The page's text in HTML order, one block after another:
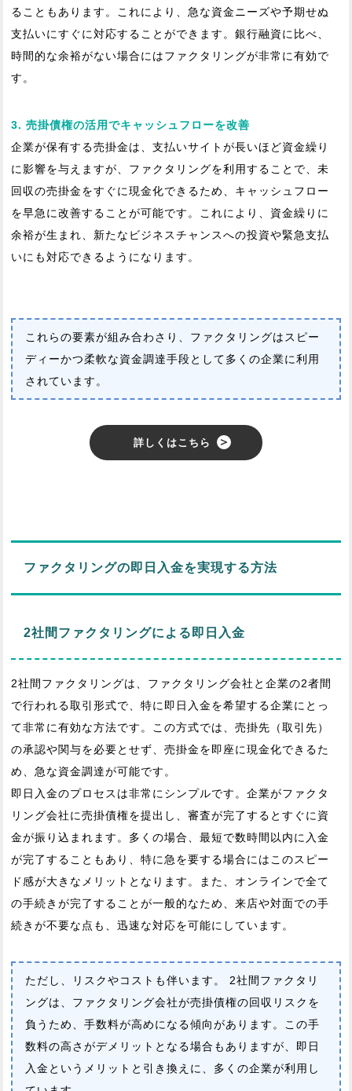
ることもあります。これにより、急な資金ニーズや予期せぬ
支払いにすぐに対応することができます。銀行融資に比べ、
時間的な余裕がない場合にはファクタリングが非常に有効で
す。
3. 売掛債権の活用でキャッシュフローを改善
企業が保有する売掛金は、支払いサイトが長いほど資金繰り
に影響を与えますが、ファクタリングを利用することで、未
回収の売掛金をすぐに現金化できるため、キャッシュフロー
を早急に改善することが可能です。これにより、資金繰りに
余裕が生まれ、新たなビジネスチャンスへの投資や緊急支払
いにも対応できるようになります。
これらの要素が組み合わさり、ファクタリングはスピー
ディーかつ柔軟な資金調達手段として多くの企業に利用
されています。
詳しくはこちら
ファクタリングの即日入金を実現する方法
2社間ファクタリングによる即日入金
2社間ファクタリングは、ファクタリング会社と企業の2者間
で行われる取引形式で、特に即日入金を希望する企業にとっ
て非常に有効な方法です。この方式では、売掛先（取引先）
の承認や関与を必要とせず、売掛金を即座に現金化できるた
め、急な資金調達が可能です。
即日入金のプロセスは非常にシンプルです。企業がファクタ
リング会社に売掛債権を提出し、審査が完了するとすぐに資
金が振り込まれます。多くの場合、最短で数時間以内に入金
が完了することもあり、特に急を要する場合にはこのスピー
ド感が大きなメリットとなります。また、オンラインで全て
の手続きが完了することが一般的なため、来店や対面での手
続きが不要な点も、迅速な対応を可能にしています。
ただし、リスクやコストも伴います。 2社間ファクタリ
ングは、ファクタリング会社が売掛債権の回収リスクを
負うため、手数料が高めになる傾向があります。この手
数料の高さがデメリットとなる場合もありますが、即日
入金というメリットと引き換えに、多くの企業が利用し